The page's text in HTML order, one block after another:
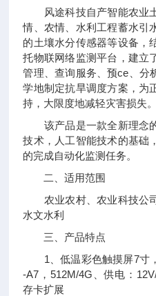
风途科技自产智能农业
情、农情、水利工程蓄水引
的土壤水分传感器等设备，
托物联网络监测平台，建立
管理、查询服务、预ce、分
学地制定抗旱调度方案，为
持，大限度地减轻灾害损失。
该产品是一款全新理念
技术，人工智能技术的基础
的完成自动化监测任务。
二、适用范围
农业农村、农业科技公司
水文水利
三、产品特点
1、低温彩色触摸屏7寸
-A7，512M/4G、供电：
存卡扩展